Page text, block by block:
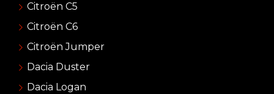
Citroën C5
Citroën C6
Citroën Jumper
Dacia Duster
Dacia Logan